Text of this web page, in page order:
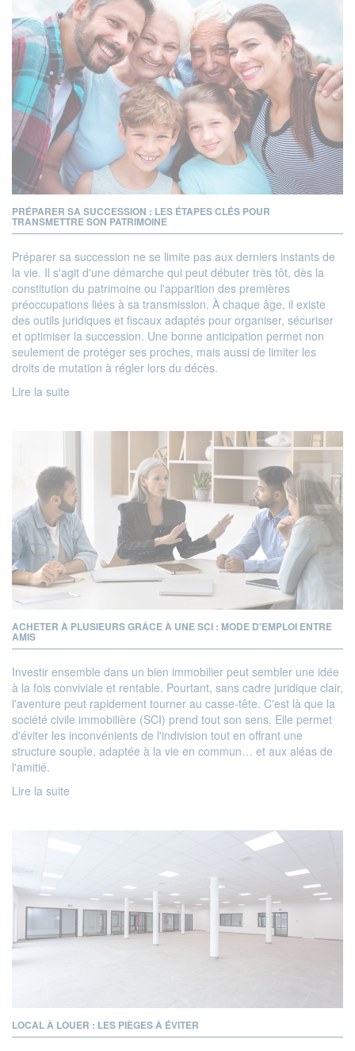
PRÉPARER SA SUCCESSION : LES ÉTAPES CLÉS POUR
TRANSMETTRE SON PATRIMOINE
Préparer sa succession ne se limite pas aux derniers instants de
la vie. Il s'agit d'une démarche qui peut débuter très tôt, dès la
constitution du patrimoine ou l'apparition des premières
préoccupations liées à sa transmission. À chaque âge, il existe
des outils juridiques et fiscaux adaptés pour organiser, sécuriser
et optimiser la succession. Une bonne anticipation permet non
seulement de protéger ses proches, mais aussi de limiter les
droits de mutation à régler lors du décès.
Lire la suite
ACHETER À PLUSIEURS GRÂCE À UNE SCI : MODE D'EMPLOI ENTRE
AMIS
Investir ensemble dans un bien immobilier peut sembler une idée
à la fois conviviale et rentable. Pourtant, sans cadre juridique clair,
l'aventure peut rapidement tourner au casse-tête. C'est là que la
société civile immobilière (SCI) prend tout son sens. Elle permet
d'éviter les inconvénients de l'indivision tout en offrant une
structure souple, adaptée à la vie en commun… et aux aléas de
l'amitié.
Lire la suite
LOCAL À LOUER : LES PIÈGES À ÉVITER